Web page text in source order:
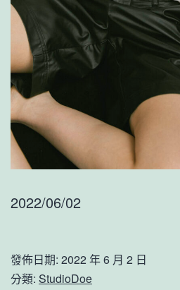
2022/06/02
發佈日期: 2022 年 6 月 2 日
分類: StudioDoe